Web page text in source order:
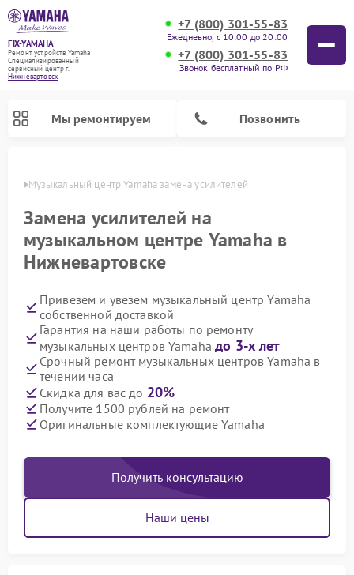
FIX-YAMAHA
Ремонт устройств Yamaha
Специализированный
cервисный центр г.
Нижневартовск
+7 (800) 301-55-83
Ежедневно, с 10:00 до 20:00
+7 (800) 301-55-83
Звонок бесплатный по РФ
Мы ремонтируем Позвонить
Музыкальный центр Yamaha замена усилителей
Замена усилителей на
музыкальном центре Yamaha в
Нижневартовске
Привезем и увезем музыкальный центр Yamaha
собственной доставкой
Гарантия на наши работы по ремонту
музыкальных центров Yamahaдо 3-х лет
Срочный ремонт музыкальных центров Yamaha в
течении часа
Скидка для вас до 20%
Получите 1500 рублей на ремонт
Оригинальные комплектующие Yamaha
Получить консультацию
Наши цены